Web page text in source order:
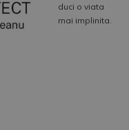
duci o viata
mai implinita.